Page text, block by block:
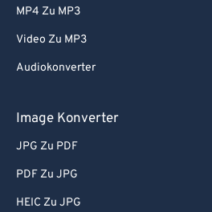
MP4 Zu MP3
Video Zu MP3
Audiokonverter
Image Konverter
JPG Zu PDF
PDF Zu JPG
HEIC Zu JPG